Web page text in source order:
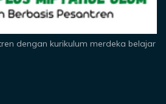
dengan kurikulum merdeka belajar